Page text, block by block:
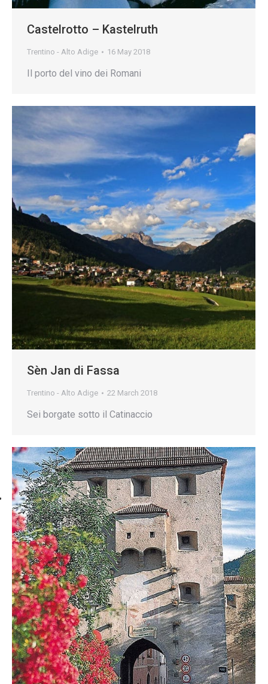
Castelrotto – Kastelruth
Trentino - Alto Adige 16 May 2018
Il porto del vino dei Romani
Sèn Jan di Fassa
Trentino - Alto Adige 22 March 2018
Sei borgate sotto il Catinaccio